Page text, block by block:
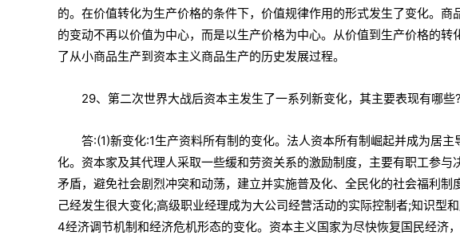
的。在价值转化为生产价格的条件下，价值规律作用的形式发生了变化。
的变动不再以价值为中心，而是以生产价格为中心。从价值到生产价格的
了从小商品生产到资本主义商品生产的历史发展过程。
29、第二次世界大战后资本主发生了一系列新变化，其主要表现有哪
答:(1)新变化:1生产资料所有制的变化。法人资本所有制崛起并成为居
化。资本家及其代理人采取一些缓和劳资关系的激励制度，主要有职工参
矛盾，避免社会剧烈冲突和动荡，建立并实施普及化、全民化的社会福利
己经发生很大变化;高级职业经理成为大公司经营活动的实际控制者;知识型
4经济调节机制和经济危机形态的变化。资本主义国家为尽快恢复国民经济